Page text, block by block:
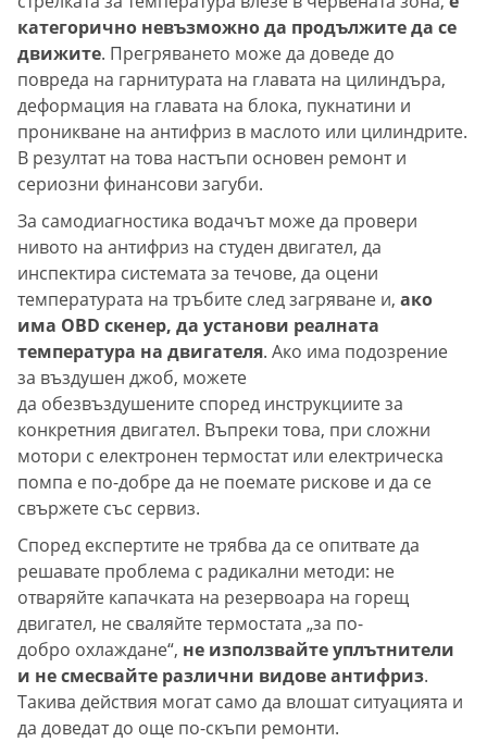
категорично невъзможно да продължите да се
движите. Прегряването може да доведе до
повреда на гарнитурата на главата на цилиндъра,
деформация на главата на блока, пукнатини и
проникване на антифриз в маслото или цилиндрите.
В резултат на това настъпи основен ремонт и
сериозни финансови загуби.
За самодиагностика водачът може да провери
нивото на антифриз на студен двигател, да
инспектира системата за течове, да оцени
температурата на тръбите след загряване и, ако
има OBD скенер, да установи реалната
температура на двигателя. Ако има подозрение
за въздушен джоб, можете
да обезвъздушените според инструкциите за
конкретния двигател. Въпреки това, при сложни
мотори с електронен термостат или електрическа
помпа е по-добре да не поемате рискове и да се
свържете със сервиз.
Според експертите не трябва да се опитвате да
решавате проблема с радикални методи: не
отваряйте капачката на резервоара на горещ
двигател, не сваляйте термостата „за по-
добро охлаждане“, не използвайте уплътнители
и не смесвайте различни видове антифриз.
Такива действия могат само да влошат ситуацията и
да доведат до още по-скъпи ремонти.